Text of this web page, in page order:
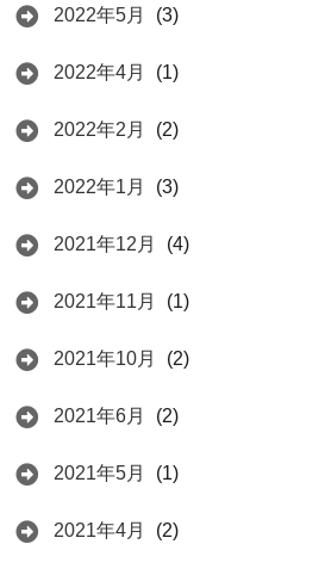
2022年5月 (3)
2022年4月 (1)
2022年2月 (2)
2022年1月 (3)
2021年12月 (4)
2021年11月 (1)
2021年10月 (2)
2021年6月 (2)
2021年5月 (1)
2021年4月 (2)